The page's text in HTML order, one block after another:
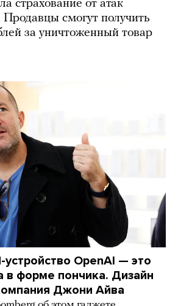
страхование от атак
Продавцы смогут получить
за уничтоженный товар
OpenAI — это
в форме пончика. Дизайн
Джони Айва